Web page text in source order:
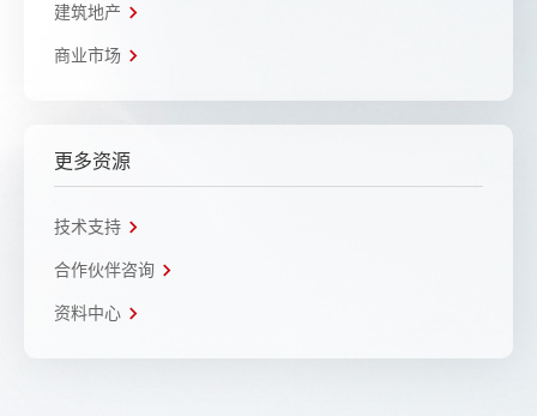
建筑地产
商业市场
更多资源
技术支持
合作伙伴咨询
资料中心